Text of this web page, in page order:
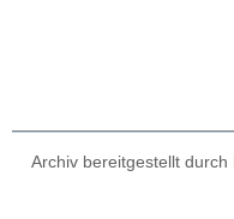
Archiv bereitgestellt durch